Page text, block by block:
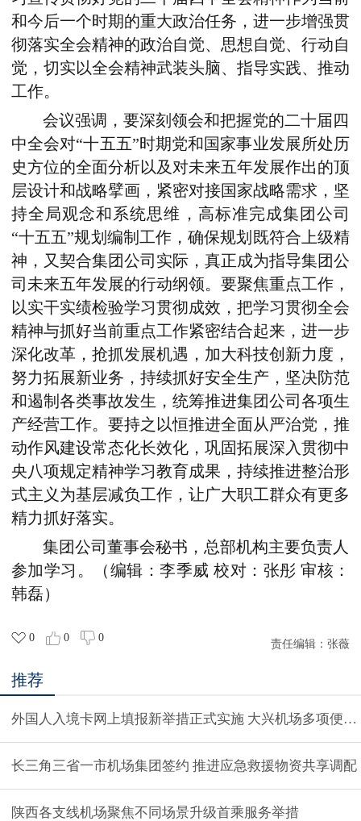
和今后一个时期的重大政治任务，进一步增强贯
彻落实全会精神的政治自觉、思想自觉、行动自
觉，切实以全会精神武装头脑、指导实践、推动
工作。
会议强调，要深刻领会和把握党的二十届四
中全会对“十五五”时期党和国家事业发展所处历
史方位的全面分析以及对未来五年发展作出的顶
层设计和战略擘画，紧密对接国家战略需求，坚
持全局观念和系统思维，高标准完成集团公司
“十五五”规划编制工作，确保规划既符合上级精
神，又契合集团公司实际，真正成为指导集团公
司未来五年发展的行动纲领。要聚焦重点工作，
以实干实绩检验学习贯彻成效，把学习贯彻全会
精神与抓好当前重点工作紧密结合起来，进一步
深化改革，抢抓发展机遇，加大科技创新力度，
努力拓展新业务，持续抓好安全生产，坚决防范
和遏制各类事故发生，统筹推进集团公司各项生
产经营工作。要持之以恒推进全面从严治党，推
动作风建设常态化长效化，巩固拓展深入贯彻中
央八项规定精神学习教育成果，持续推进整治形
式主义为基层减负工作，让广大职工群众有更多
精力抓好落实。
集团公司董事会秘书，总部机构主要负责人
参加学习。
（编辑：李季威 校对：张彤 审核：
韩磊）
0 0 0
责任编辑： 张薇
推荐
外国人入境卡网上填报新举措正式实施 大兴机场多项便
长三角三省一市机场集团签约 推进应急救援物资共享调配
陕西各支线机场聚焦不同场景升级首乘服务举措